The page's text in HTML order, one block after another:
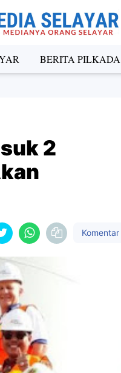
BERITA PILKADA
2
Komentar